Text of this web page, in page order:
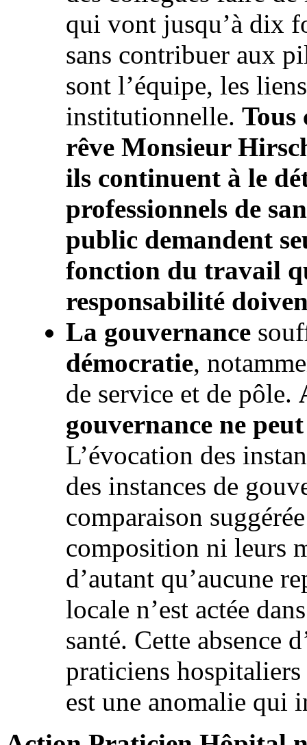
qui vont jusqu’à dix
sans contribuer aux
sont l’équipe, les
institutionnelle. Tous
rêve Monsieur
ils continuent à le
professionnels de
public demandent
fonction du travail
responsabilité
La gouvernance
démocratie,
de service et de pôle.
gouvernance ne
L’évocation des
des instances de
comparaison
composition ni leurs
d’autant qu’aucune
locale n’est actée
santé. Cette absence
praticiens
est une anomalie qui